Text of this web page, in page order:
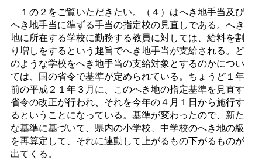
１の２をご覧いただきたい。（４）はへき地手当及び
へき地手当に準ずる手当の指定校の見直しである。へき
地に所在する学校に勤務する教員に対しては、給料を割
り増しをするという趣旨でへき地手当が支給される。ど
のような学校をへき地手当の支給対象とするのかについ
ては、国の省令で基準が定められている。ちょうど１年
前の平成２１年３月に、このへき地の指定基準を見直す
省令の改正が行われ、それを今年の４月１日から施行す
るということになっている。基準が変わったので、新た
な基準に基づいて、県内の小学校、中学校のへき地の級
を再算定して、それに連動して上がるもの下がるものが
出てくる。